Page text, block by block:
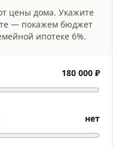
цены дома. Укажите
— покажем бюджет
ипотеке 6%.
180 000 ₽
нет